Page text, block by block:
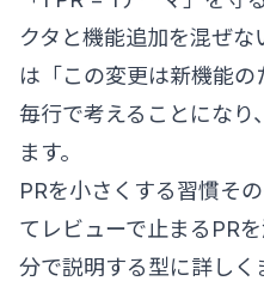
クタと機能追加を混ぜ
は「この変更は新機能
毎行で考えることになり
ます。
PRを小さくする習慣そ
て レビューで止まるPR
分で説明する型に詳しく